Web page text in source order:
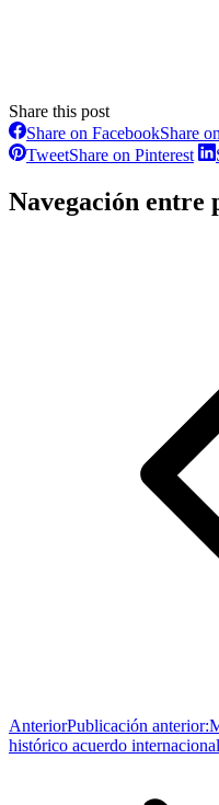
Share this post
Share on FacebookShare
TweetShare on Pinterest
Navegación entre
AnteriorPublicación anterior:
histórico acuerdo